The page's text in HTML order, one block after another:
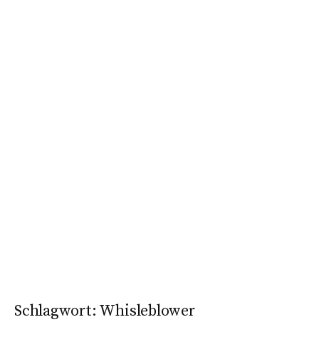
Schlagwort: Whisleblower